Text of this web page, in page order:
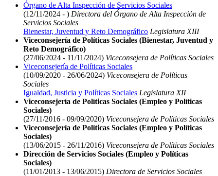
Órgano de Alta Inspección de Servicios Sociales
(12/11/2024 - ) Directora del Órgano de Alta Inspección de
Servicios Sociales
Bienestar, Juventud y Reto Demográfico Legislatura XIII
Viceconsejería de Políticas Sociales (Bienestar, Juventud y
Reto Demográfico)
(27/06/2024 - 11/11/2024) Viceconsejera de Políticas Sociales
Viceconsejería de Políticas Sociales
(10/09/2020 - 26/06/2024) Viceconsejera de Políticas
Sociales
Igualdad, Justicia y Políticas Sociales Legislatura XII
Viceconsejería de Políticas Sociales (Empleo y Políticas
Sociales)
(27/11/2016 - 09/09/2020) Viceconsejera de Políticas Sociales
Viceconsejería de Políticas Sociales (Empleo y Políticas
Sociales)
(13/06/2015 - 26/11/2016) Viceconsejera de Políticas Sociales
Dirección de Servicios Sociales (Empleo y Políticas
Sociales)
(11/01/2013 - 13/06/2015) Directora de Servicios Sociales